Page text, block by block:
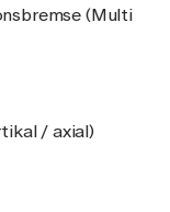
(Multi
/ axial)